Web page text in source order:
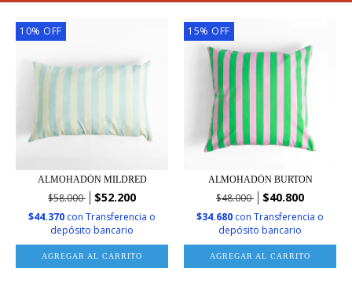
10% OFF
ALMOHADÓN MILDRED
$58.000 $52.200
$44.370 con Transferencia o
depósito bancario
AGREGAR AL CARRITO
15% OFF
ALMOHADÓN BURTON
$48.000 $40.800
$34.680 con Transferencia o
depósito bancario
AGREGAR AL CARRITO